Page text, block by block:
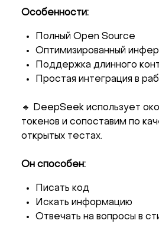
Особенности:
Полный Open Source
Оптимизированный
Поддержка длинного
Простая интеграция в
🔹 DeepSeek использует
токенов и сопоставим по
открытых тестах.
Он способен:
Писать код
Искать информацию
Отвечать на вопросы в